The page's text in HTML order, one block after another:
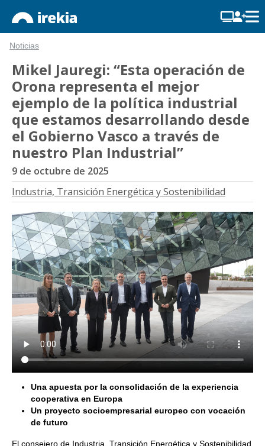
Noticias
Mikel Jauregi: “Esta operación de
Orona representa el mejor
ejemplo de la política industrial
que estamos desarrollando desde
el Gobierno Vasco a través de
nuestro Plan Industrial”
9 de octubre de 2025
Industria, Transición Energética y Sostenibilidad
Una apuesta por la consolidación de la experiencia
cooperativa en Europa
Un proyecto socioempresarial europeo con vocación
de futuro
El consejero de Industria, Transición Energética y Sostenibilidad